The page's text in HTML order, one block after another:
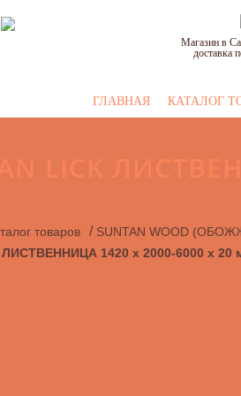
Магазин в
доставка
ГЛАВНАЯ КАТАЛОГ
товаров / SUNTAN WOOD
ЛИСТВЕННИЦА 1420 x 2000-6000 x